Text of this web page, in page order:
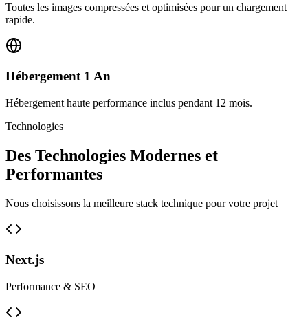
Toutes les images compressées et optimisées pour un chargement
rapide.
Hébergement 1 An
Hébergement haute performance inclus pendant 12 mois.
Technologies
Des Technologies Modernes et
Performantes
Nous choisissons la meilleure stack technique pour votre projet
Next.js
Performance & SEO